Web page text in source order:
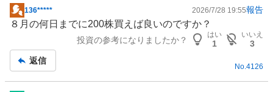
掲
示
事
136***** 2026/7/28 19:55報告
８月の何日までに200株買えば良いのですか？
投資の参考になりましたか？
はい
1
いいえ
3
返信
No.4126